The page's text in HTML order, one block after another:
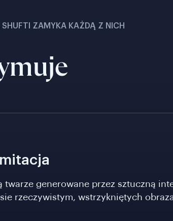
ZAMYKA KAŻDĄ Z NICH
twarze generowane przez sztuczną
rzeczywistym, wstrzykniętych